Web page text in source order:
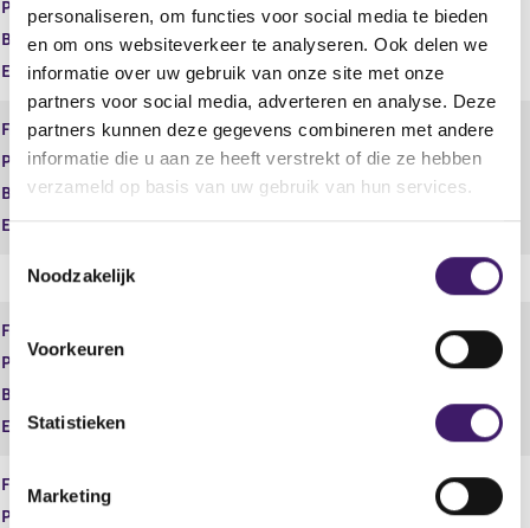
personaliseren, om functies voor social media te bieden
en om ons websiteverkeer te analyseren. Ook delen we
informatie over uw gebruik van onze site met onze
partners voor social media, adverteren en analyse. Deze
partners kunnen deze gegevens combineren met andere
informatie die u aan ze heeft verstrekt of die ze hebben
verzameld op basis van uw gebruik van hun services.
s
t
e
m
i
n
Noodzakelijk
Voorkeuren
Statistieken
Marketing
Product
Spaarrekeningen
Begindatum
04 feb 2025
Einddatum
Financiële dienst
Adviseren
Product
Vermogen
Begindatum
04 feb 2025
Einddatum
Financiële dienst
Product
Begindatum
Einddatum
Financiële dienst
Product